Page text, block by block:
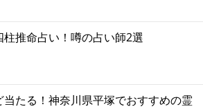
柱推命占い！噂の占い師2選
当たる！神奈川県平塚でおすすめの霊